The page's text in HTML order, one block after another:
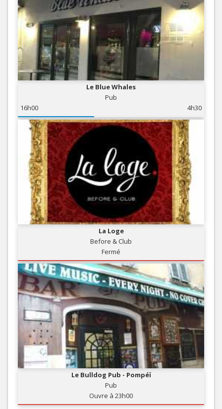
Le Blue Whales
Pub
16h00
4h30
La Loge
Before & Club
Fermé
Le Bulldog Pub - Pompéï
Pub
Ouvre à 23h00